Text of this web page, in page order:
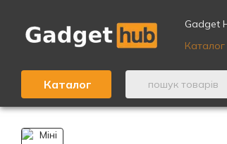
Gadget
Каталог
Каталог